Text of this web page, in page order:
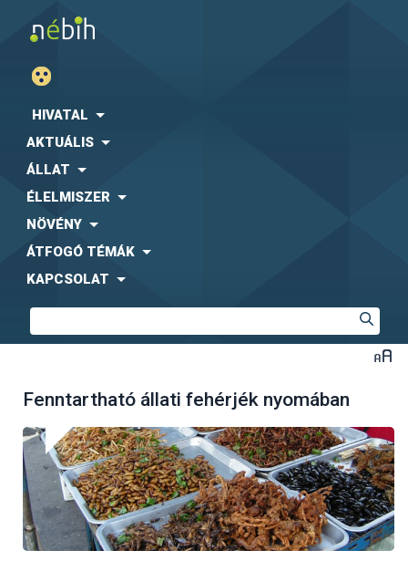
HIVATAL
AKTUÁLIS
ÁLLAT
ÉLELMISZER
NÖVÉNY
ÁTFOGÓ TÉMÁK
KAPCSOLAT
Fenntartható állati fehérjék nyomában